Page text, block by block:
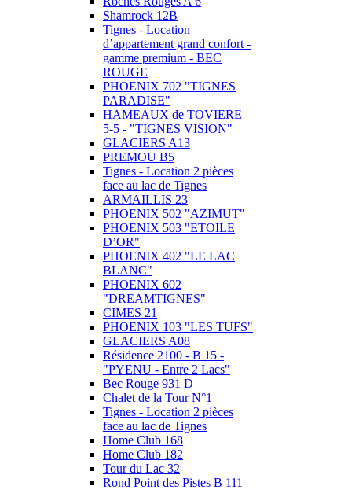
Shamrock 12B
Tignes - Location
d’appartement grand confort -
gamme premium - BEC
ROUGE
PHOENIX 702 "TIGNES
PARADISE"
HAMEAUX de TOVIERE
5-5 - "TIGNES VISION"
GLACIERS A13
PREMOU B5
Tignes - Location 2 pièces
face au lac de Tignes
ARMAILLIS 23
PHOENIX 502 "AZIMUT"
PHOENIX 503 "ETOILE
D’OR"
PHOENIX 402 "LE LAC
BLANC"
PHOENIX 602
"DREAMTIGNES"
CIMES 21
PHOENIX 103 "LES TUFS"
GLACIERS A08
Résidence 2100 - B 15 -
"PYENU - Entre 2 Lacs"
Bec Rouge 931 D
Chalet de la Tour N°1
Tignes - Location 2 pièces
face au lac de Tignes
Home Club 168
Home Club 182
Tour du Lac 32
Rond Point des Pistes B 111